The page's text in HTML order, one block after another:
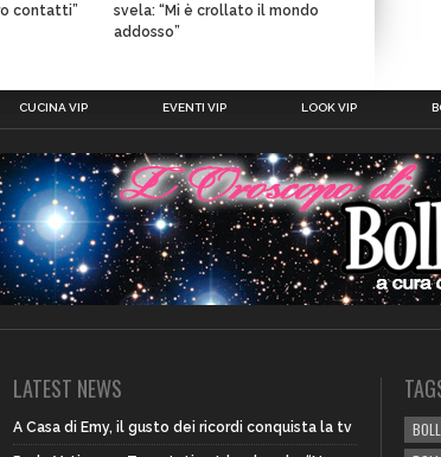
contatti”
svela: “Mi è crollato il mondo
addosso”
CUCINA VIP EVENTI VIP LOOK VIP
LATEST NEWS
A Casa di Emy, il gusto dei ricordi conquista la tv